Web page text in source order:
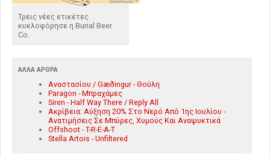
Τρεις νέες ετικέτες
κυκλοφόρησε η Burial Beer
Co.
ΆΛΛΑ ΆΡΘΡΑ
Αναστασίου / Gæðingur - Θούλη
Paragon - Μπραχάμες
Siren - Half Way There / Reply All
Ακρίβεια: Αύξηση 20% Στο Νερό Από 1ης Ιουλίου -
Ανατιμήσεις Σε Μπύρες, Χυμούς Και Αναψυκτικά
Offshoot - T-R-E-A-T
Stella Artois - Unfiltered